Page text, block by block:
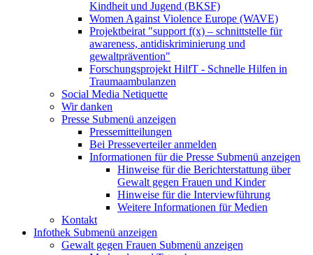
Kindheit und Jugend (BKSF)
Women Against Violence Europe (WAVE)
Projektbeirat "support f(x) – schnittstelle für
awareness, antidiskriminierung und
gewaltprävention"
Forschungsprojekt HilfT - Schnelle Hilfen in
Traumaambulanzen
Social Media Netiquette
Wir danken
Presse Submenü anzeigen
Pressemitteilungen
Bei Presseverteiler anmelden
Informationen für die Presse Submenü anzeigen
Hinweise für die Berichterstattung über
Gewalt gegen Frauen und Kinder
Hinweise für die Interviewführung
Weitere Informationen für Medien
Kontakt
Infothek Submenü anzeigen
Gewalt gegen Frauen Submenü anzeigen